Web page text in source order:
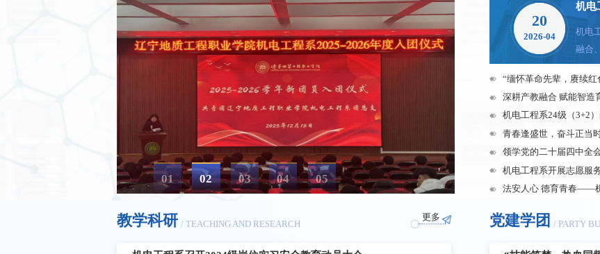
01 02 03 04 05
20
2026-04
机电
机电工程系访
融合
岗专
仲、
司等
构，
多项
张健
司李
机电工程系24级（3+2
青春逢盛世，奋斗正当
领学党的二十届四中全
机电工程系开展志愿服
教学科研 / TEACHING AND RESEARCH
更多 党建学团 / PARTY